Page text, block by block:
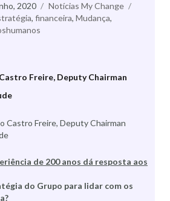
2020 Categorias
Notícias My Change
, financeira, Mudança,
Freire, Deputy Chairman
de 200 anos dá resposta aos
do Grupo para lidar com os